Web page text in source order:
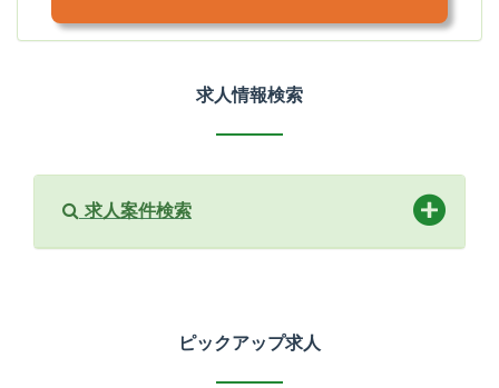
求人情報検索
求人案件検索
ピックアップ求人